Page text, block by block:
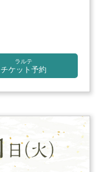
ラルテ
チケット予約